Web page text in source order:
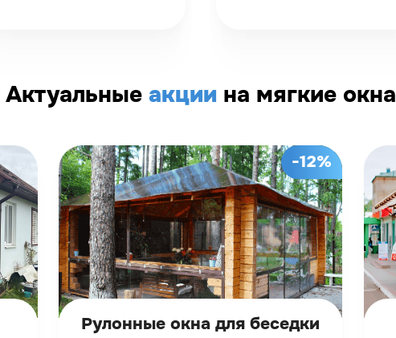
Актуальные акции на мягкие окна
-12%
Рулонные окна для беседки